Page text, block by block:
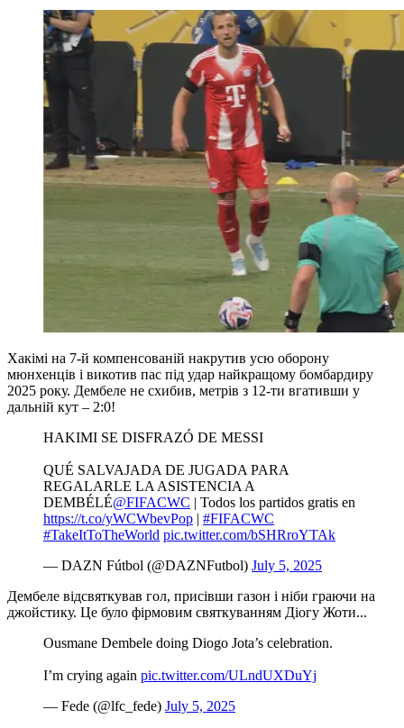
Хакімі на 7-й компенсованій накрутив усю оборону
мюнхенців і викотив пас під удар найкращому бомбардиру
2025 року. Дембеле не схибив, метрів з 12-ти вгативши у
дальній кут – 2:0!
HAKIMI SE DISFRAZÓ DE MESSI
QUÉ SALVAJADA DE JUGADA PARA
REGALARLE LA ASISTENCIA A
DEMBÉLÉ@FIFACWC | Todos los partidos gratis en
https://t.co/yWCWbevPop | #FIFACWC
#TakeItToTheWorld pic.twitter.com/bSHRroYTAk
— DAZN Fútbol (@DAZNFutbol) July 5, 2025
Дембеле відсвяткував гол, присівши газон і ніби граючи на
джойстику. Це було фірмовим святкуванням Діогу Жоти...
Ousmane Dembele doing Diogo Jota’s celebration.
I’m crying again pic.twitter.com/ULndUXDuYj
— Fede (@lfc_fede) July 5, 2025